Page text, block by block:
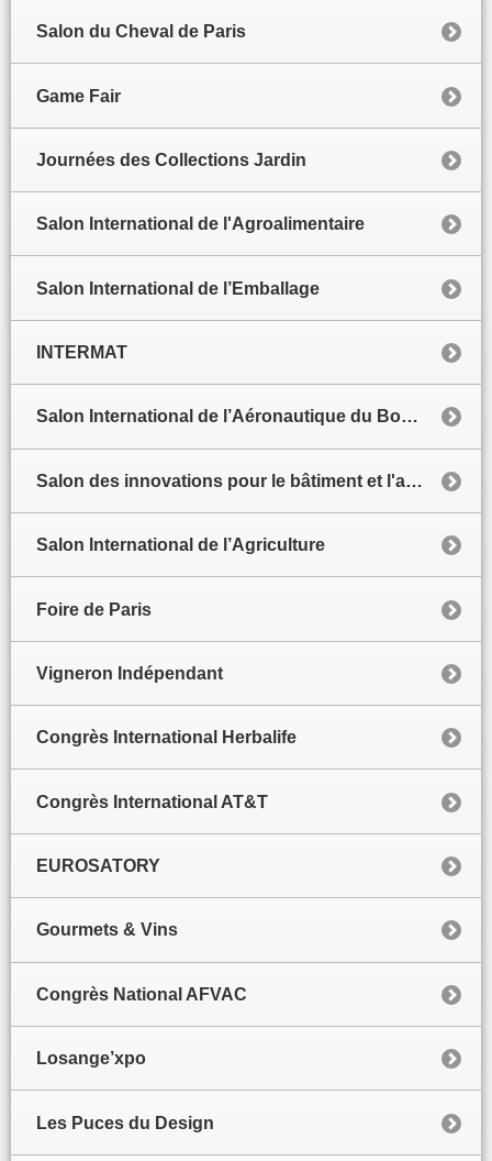
Salon du Cheval de Paris
Game Fair
Journées des Collections Jardin
Salon International de l'Agroalimentaire
Salon International de l’Emballage
INTERMAT
Salon International de l’Aéronautique du Bourget
Salon des innovations pour le bâtiment et l'architecture
Salon International de l’Agriculture
Foire de Paris
Vigneron Indépendant
Congrès International Herbalife
Congrès International AT&T
EUROSATORY
Gourmets & Vins
Congrès National AFVAC
Losange’xpo
Les Puces du Design